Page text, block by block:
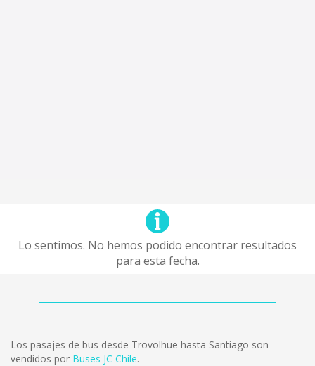
Lo sentimos. No hemos podido encontrar resultados
para esta fecha.
Los pasajes de bus desde Trovolhue hasta Santiago son
vendidos por Buses JC Chile.